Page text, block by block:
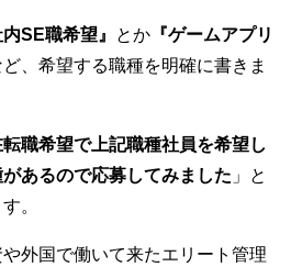
内SE職希望』 とか 『ゲームアプリ
ど、希望する職種を明確に書きま
職希望で上記職種社員を希望し
あるので応募してみました 」と
。
外国で働いて来たエリート管理